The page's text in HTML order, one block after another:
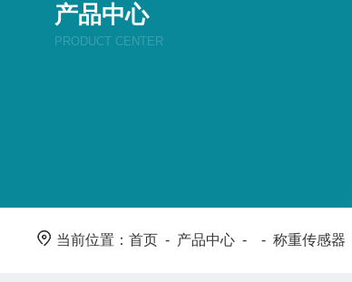
产品中心
PRODUCT CENTER
当前位置：首页 - 产品中心 - -称重传感器